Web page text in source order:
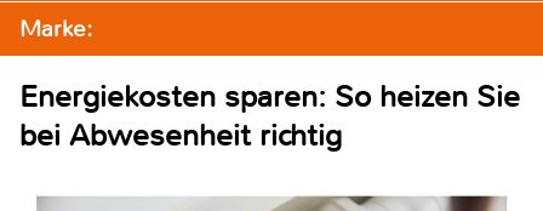
Marke:
Energiekosten sparen: So heizen Sie
bei Abwesenheit richtig